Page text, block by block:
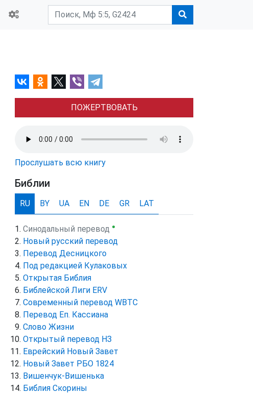
ПОЖЕРТВОВАТЬ
Прослушать всю книгу
Библии
RU BY UA EN DE GR LAT
Синодальный перевод ●
Новый русский перевод
Перевод Десницкого
Под редакцией Кулаковых
Открытая Библия
Библейской Лиги ERV
Cовременный перевод WBTC
Перевод Еп. Кассиана
Слово Жизни
Открытый перевод НЗ
Еврейский Новый Завет
Новый Завет РБО 1824
Вишенчук-Вишенька
Библия Скорины